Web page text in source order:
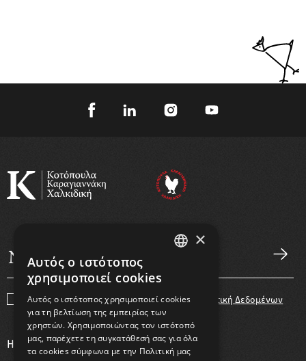
Συμφωνώ με τους Όρους Χρήσηςκαι την Πολιτική Δεδομένων
Η ΕΤΑΙΡΕΙΑ
×
Αυτός ο ιστότοπος
χρησιμοποιεί cookies
Αυτός ο ιστότοπος χρησιμοποιεί cookies
για τη βελτίωση της εμπειρίας των
χρηστών. Χρησιμοποιώντας τον ιστότοπό
μας, παρέχετε τη συγκατάθεσή σας για όλα
τα cookies σύμφωνα με την Πολιτική μας